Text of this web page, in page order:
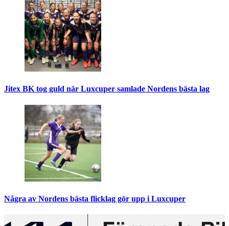
Jitex BK tog guld när Luxcuper samlade Nordens bästa lag
Några av Nordens bästa flicklag gör upp i Luxcuper